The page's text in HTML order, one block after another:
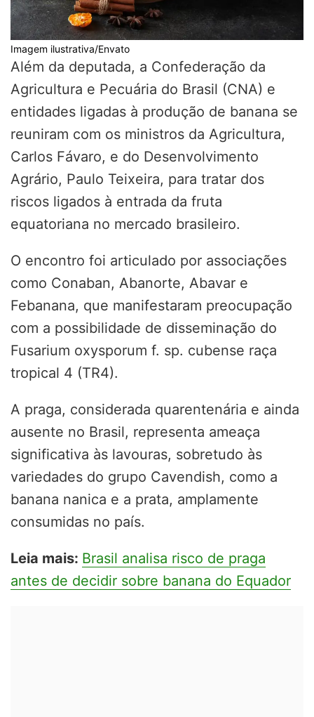
Imagem ilustrativa/Envato
Além da deputada, a Confederação da
Agricultura e Pecuária do Brasil (CNA) e
entidades ligadas à produção de banana se
reuniram com os ministros da Agricultura,
Carlos Fávaro, e do Desenvolvimento
Agrário, Paulo Teixeira, para tratar dos
riscos ligados à entrada da fruta
equatoriana no mercado brasileiro.
O encontro foi articulado por associações
como Conaban, Abanorte, Abavar e
Febanana, que manifestaram preocupação
com a possibilidade de disseminação do
Fusarium oxysporum f. sp. cubense raça
tropical 4 (TR4).
A praga, considerada quarentenária e ainda
ausente no Brasil, representa ameaça
significativa às lavouras, sobretudo às
variedades do grupo Cavendish, como a
banana nanica e a prata, amplamente
consumidas no país.
Leia mais: Brasil analisa risco de praga
antes de decidir sobre banana do Equador